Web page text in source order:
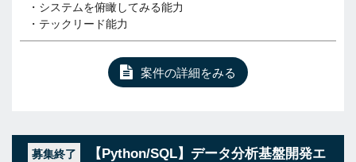
・システムを俯瞰してみる能力
・テックリード能力
案件の詳細をみる
募集終了
【Python/SQL】データ分析基盤開発エ